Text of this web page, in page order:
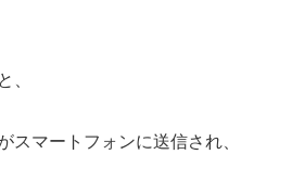
、
スマートフォンに送信され、